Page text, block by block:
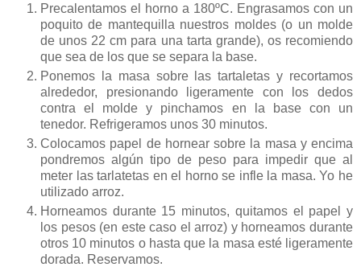
Precalentamos el horno a 180ºC. Engrasamos con un
poquito de mantequilla nuestros moldes (o un molde
de unos 22 cm para una tarta grande), os recomiendo
que sea de los que se separa la base.
Ponemos la masa sobre las tartaletas y recortamos
alrededor, presionando ligeramente con los dedos
contra el molde y pinchamos en la base con un
tenedor. Refrigeramos unos 30 minutos.
Colocamos papel de hornear sobre la masa y encima
pondremos algún tipo de peso para impedir que al
meter las tarlatetas en el horno se infle la masa. Yo he
utilizado arroz.
Horneamos durante 15 minutos, quitamos el papel y
los pesos (en este caso el arroz) y horneamos durante
otros 10 minutos o hasta que la masa esté ligeramente
dorada. Reservamos.